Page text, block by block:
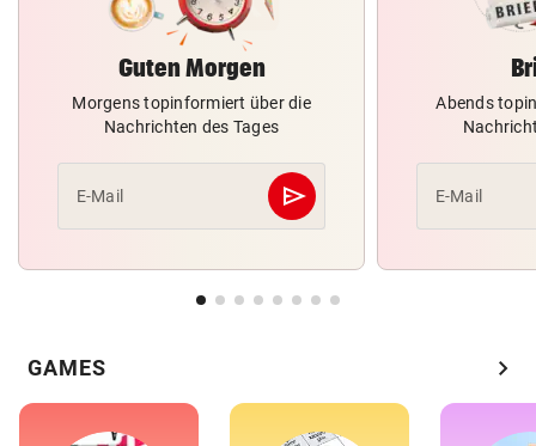
Guten Morgen
Morgens topinformiert über die
Nachrichten des Tages
E-Mail send
Abschicken
Abends
E-Mail
GAMES chevron_right